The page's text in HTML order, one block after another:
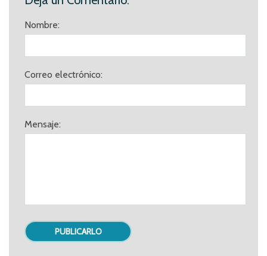
Nombre:
Correo electrónico:
Mensaje: